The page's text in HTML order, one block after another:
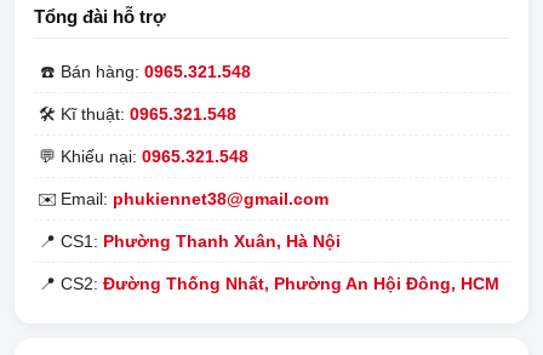
Tổng đài hỗ trợ
☎️ Bán hàng: 0965.321.548
🛠️ Kĩ thuật: 0965.321.548
💬 Khiếu nại: 0965.321.548
✉️ Email: phukiennet38@gmail.com
📍 CS1: Phường Thanh Xuân, Hà Nội
📍 CS2: Đường Thống Nhất, Phường An Hội Đông, HCM